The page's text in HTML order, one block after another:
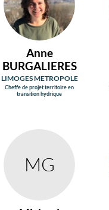
AB
Anne
BURGALIERES
LIMOGES METROPOLE
Cheffe de projet territoire en
transition hydrique
MG